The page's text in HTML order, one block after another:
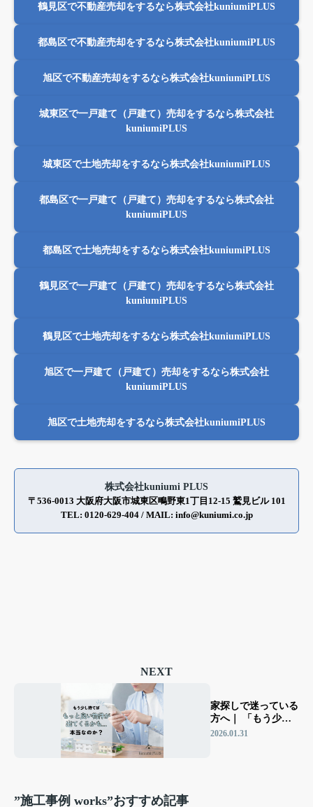
鶴見区で不動産売却をするなら株式会社kuniumiPLUS
都島区で不動産売却をするなら株式会社kuniumiPLUS
旭区で不動産売却をするなら株式会社kuniumiPLUS
城東区で一戸建て（戸建て）売却をするなら株式会社
kuniumiPLUS
城東区で土地売却をするなら株式会社kuniumiPLUS
都島区で一戸建て（戸建て）売却をするなら株式会社
kuniumiPLUS
都島区で土地売却をするなら株式会社kuniumiPLUS
鶴見区で一戸建て（戸建て）売却をするなら株式会社
kuniumiPLUS
鶴見区で土地売却をするなら株式会社kuniumiPLUS
旭区で一戸建て（戸建て）売却をするなら株式会社
kuniumiPLUS
旭区で土地売却をするなら株式会社kuniumiPLUS
株式会社kuniumi PLUS
〒536-0013 大阪府大阪市城東区鴫野東1丁目12-15 鷲見ビル 101
TEL: 0120-629-404 / MAIL: info@kuniumi.co.jp
NEXT
家探しで迷っている
方へ｜ 「もう少し
待てば良い物件が出
2026.01.31
”施工事例 works”おすすめ記事